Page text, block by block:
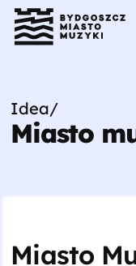
Idea/
Miasto
Miasto